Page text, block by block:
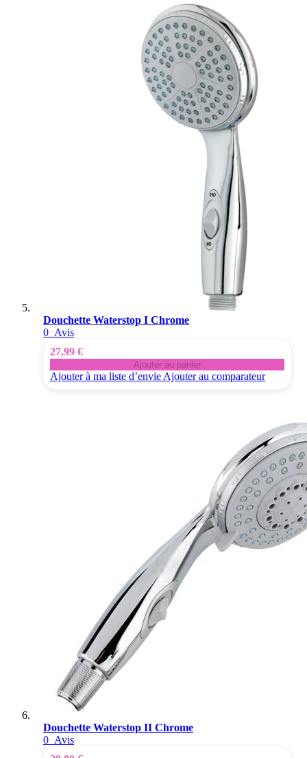
Douchette Waterstop I Chrome
0 Avis
27,99 €
Ajouter au panier
Ajouter à ma liste d’envie Ajouter au comparateur
Douchette Waterstop II Chrome
0 Avis